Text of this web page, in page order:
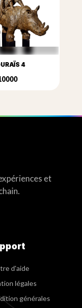
4
et
d'aide
légales
générales